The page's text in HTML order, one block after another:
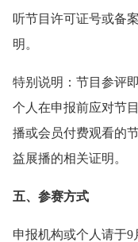
听节目许可证号或备
明。
特别说明：节目参评
个人在申报前应对节
播或会员付费观看的
益展播的相关证明。
五、参赛方式
申报机构或个人请于9